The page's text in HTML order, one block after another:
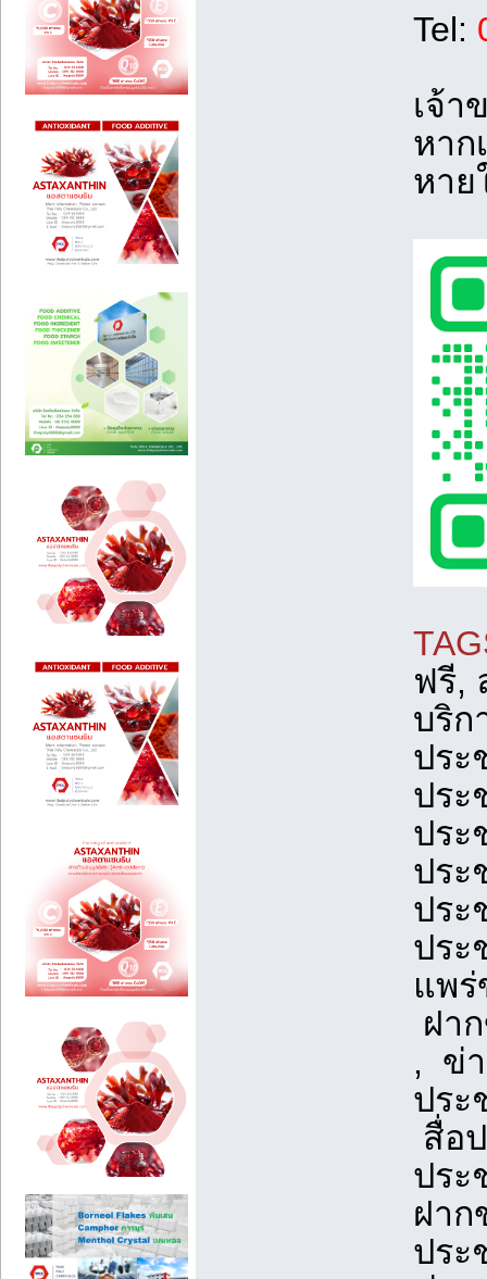
Tel:
เจ้า
หาก
หาย
ฟรี,
บริก
ประ
ประ
ประ
ปร
ประ
ประ
แพ
ฝา
, ข่
ประ
สื่อ
ประ
ฝา
ประ